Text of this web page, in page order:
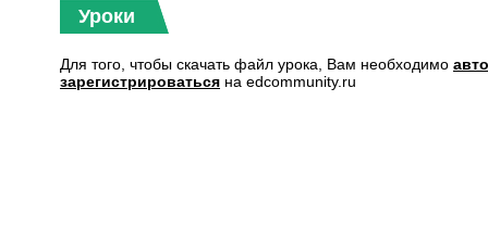
Уроки
Для того, чтобы скачать файл урока, Вам необходимо
зарегистрироваться на edcommunity.ru